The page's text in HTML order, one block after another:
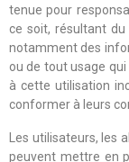
tenue pour
ce soit, résultant
notamment des
ou de tout usage
à cette utilisation
conformer à leurs
Les utilisateurs, les
peuvent mettre en